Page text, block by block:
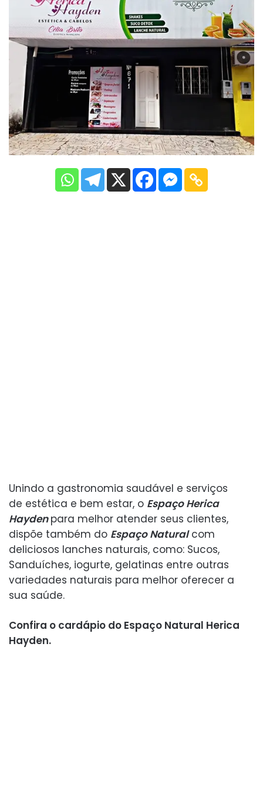
Unindo a gastronomia saudável e serviços
de estética e bem estar, o Espaço Herica
Hayden para melhor atender seus clientes,
dispõe também do Espaço Naturalcom
deliciosos lanches naturais, como: Sucos,
Sanduíches, iogurte, gelatinas entre outras
variedades naturais para melhor oferecer a
sua saúde.
Confira o cardápio do Espaço Natural Herica
Hayden.